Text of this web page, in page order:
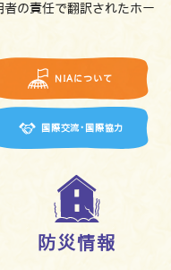
の責任で翻訳されたホー
NIAについて
国際交流･国際協力
防災情報